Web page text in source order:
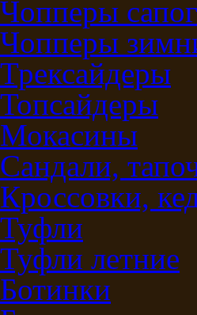
Чопперы
Чопперы
Трексайдеры
Топсайдеры
Мокасины
Сандали,
Кроссовки,
Туфли
Туфли летние
Ботинки